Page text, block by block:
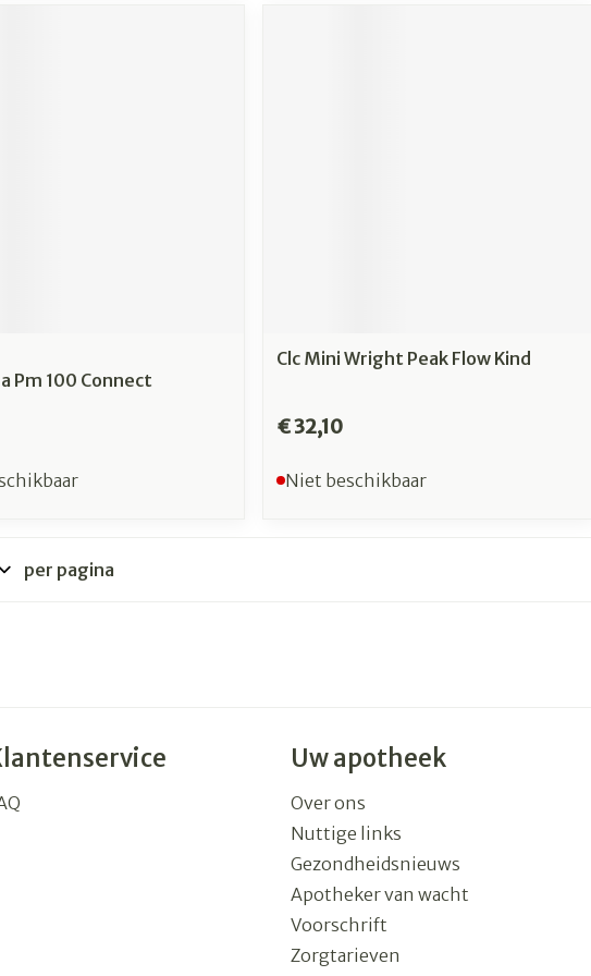
Pm 100 Connect
Clc Mini Wright Peak Flow Kind
€ 32,10
Niet beschikbaar
per pagina
Uw apotheek
Over ons
Nuttige links
Gezondheidsnieuws
Apotheker van wacht
Voorschrift
Zorgtarieven